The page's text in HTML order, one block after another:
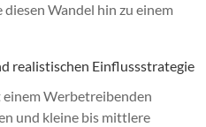
diesen Wandel hin zu einem
realistischen Einflussstrategie
Werbetreibenden
und kleine bis mittlere